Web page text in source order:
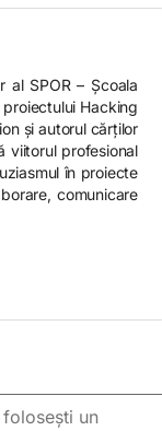
al SPOR – Școala
proiectului Hacking
și autorul cărților
viitorul profesional
în proiecte
comunicare